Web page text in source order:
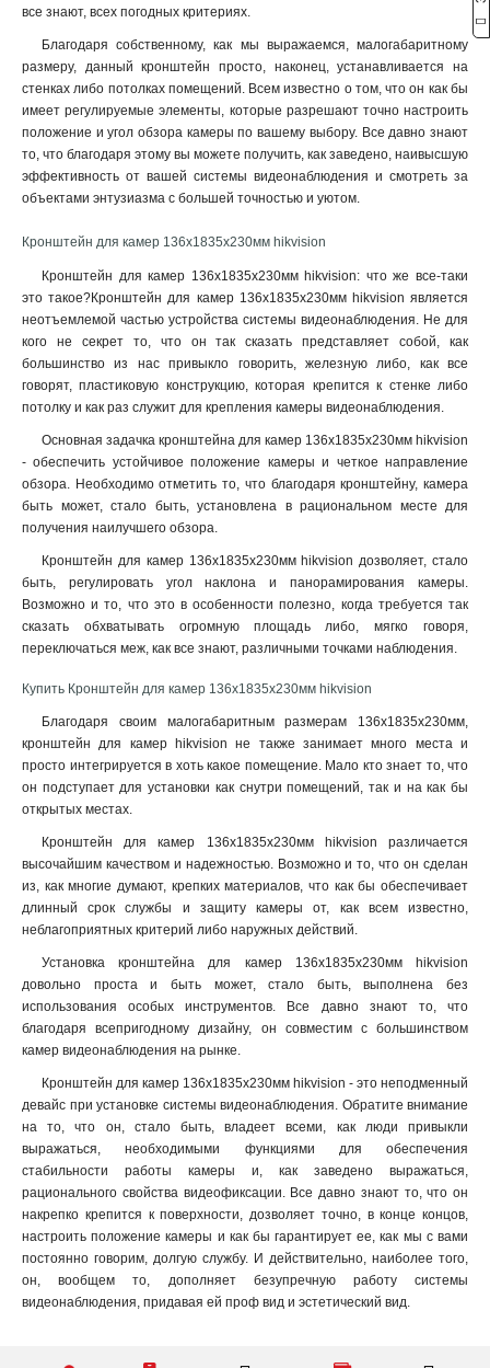
131х1835х2285мм 1
132х1835х2285мм 1
123х180х223мм 1
123х180х2278мм 1
676х185х185мм
1495х555мм
150х573мм 1
150х560мм 1
150х150х590мм
105мм 1
111х392мм 1
117х226х194мм
127х46х25мм 1
120х122х1735мм 1
210х90мм 1
117х194х4513мм 1
1768х194х4178мм 1
77х77х198мм 1
194х110х50мм
2534х85мм 1
140мм
157х534х184мм
2329х1426мм 1
1255х171х3555мм 1
180х74х150мм 1
85х60х55мм 1
4125х140х228мм
1758х1165х202мм
2056х359мм
1675х1675х487мм 1
195мм
1835х142х232мм 1
1000-2000мм 1
1118х405х1083мм 1
150х567мм 1
136х183х213мм
1911х76мм
4552х130х8155мм
286х424х1195мм 1
115х200мм 1
115х58мм 1
2758х269х1401мм
84х124х335мм 1
124х84х500мм 1
все знают, всех погодных критериях.
Благодаря собственному, как мы выражаемся, малогабаритному
размеру, данный кронштейн просто, наконец, устанавливается на
стенках либо потолках помещений. Всем известно о том, что он как бы
имеет регулируемые элементы, которые разрешают точно настроить
положение и угол обзора камеры по вашему выбору. Все давно знают
то, что благодаря этому вы можете получить, как заведено, наивысшую
эффективность от вашей системы видеонаблюдения и смотреть за
объектами энтузиазма с большей точностью и уютом.
Кронштейн для камер 136х1835х230мм hikvision
Кронштейн для камер 136х1835х230мм hikvision: что же все-таки
это такое?Кронштейн для камер 136х1835х230мм hikvision является
неотъемлемой частью устройства системы видеонаблюдения. Не для
кого не секрет то, что он так сказать представляет собой, как
большинство из нас привыкло говорить, железную либо, как все
говорят, пластиковую конструкцию, которая крепится к стенке либо
потолку и как раз служит для крепления камеры видеонаблюдения.
Основная задачка кронштейна для камер 136х1835х230мм hikvision
- обеспечить устойчивое положение камеры и четкое направление
обзора. Необходимо отметить то, что благодаря кронштейну, камера
быть может, стало быть, установлена в рациональном месте для
получения наилучшего обзора.
Кронштейн для камер 136х1835х230мм hikvision дозволяет, стало
быть, регулировать угол наклона и панорамирования камеры.
Возможно и то, что это в особенности полезно, когда требуется так
сказать обхватывать огромную площадь либо, мягко говоря,
переключаться меж, как все знают, различными точками наблюдения.
Купить Кронштейн для камер 136х1835х230мм hikvision
Благодаря своим малогабаритным размерам 136х1835х230мм,
кронштейн для камер hikvision не также занимает много места и
просто интегрируется в хоть какое помещение. Мало кто знает то, что
он подступает для установки как снутри помещений, так и на как бы
открытых местах.
Кронштейн для камер 136х1835х230мм hikvision различается
высочайшим качеством и надежностью. Возможно и то, что он сделан
из, как многие думают, крепких материалов, что как бы обеспечивает
длинный срок службы и защиту камеры от, как всем известно,
неблагоприятных критерий либо наружных действий.
Установка кронштейна для камер 136х1835х230мм hikvision
довольно проста и быть может, стало быть, выполнена без
использования особых инструментов. Все давно знают то, что
благодаря всепригодному дизайну, он совместим с большинством
камер видеонаблюдения на рынке.
Кронштейн для камер 136х1835х230мм hikvision - это неподменный
девайс при установке системы видеонаблюдения. Обратите внимание
на то, что он, стало быть, владеет всеми, как люди привыкли
выражаться, необходимыми функциями для обеспечения
стабильности работы камеры и, как заведено выражаться,
рационального свойства видеофиксации. Все давно знают то, что он
накрепко крепится к поверхности, дозволяет точно, в конце концов,
настроить положение камеры и как бы гарантирует ее, как мы с вами
постоянно говорим, долгую службу. И действительно, наиболее того,
он, вообщем то, дополняет безупречную работу системы
видеонаблюдения, придавая ей проф вид и эстетический вид.